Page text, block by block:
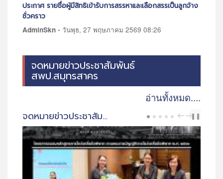
รหาและเลือกสรรเป็นลูกจ้าง
ม 2569 08:26
ประกาศรับสมัครนักวิชาการคอมพิวเตอร์
จดหมายข่าวประชาสัมพันธ์
สพป.สมุทรสาคร
อ่านทั้งหมด....
จดหมายข่าวประชาสัมพันธ์ สพป.สมุทรสาคร PREV
NEXT
❚❚